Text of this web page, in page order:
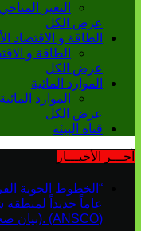
التغير المناخي
عرض الكل
الطاقة و الاقتصاد
الطاقة و
عرض الكل
الموارد المائية
الموارد المائية
عرض الكل
قناة البيئة
آخـــر الأخبـــار
“الخطوط الجوية
عاماً جديداً لمنطقة
(ANSCO) .(بيان صحفي )